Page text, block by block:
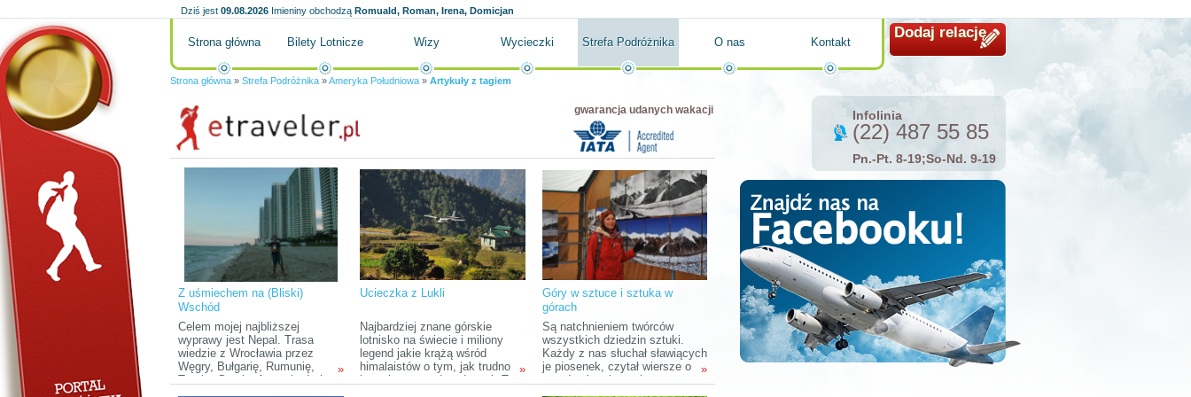
Dziś jest 09.08.2026 Imieniny obchodzą Romuald, Roman, Irena, Domicjan
Dodaj relację
Strona główna Bilety Lotnicze Wizy Wycieczki Strefa Podróżnika O nas Kontakt
Strona główna » Strefa Podróżnika »Ameryka Południowa » Artykuły z tagiem
gwarancja udanych wakacji
Z uśmiechem na (Bliski)
Wschód
Celem mojej najbliższej
wyprawy jest Nepal. Trasa
wiedzie z Wrocławia przez
Węgry, Bułgarię, Rumunię,
Turcję, Gruzję, Armenię, Irak
»
Ucieczka z Lukli
Najbardziej znane górskie
lotnisko na świecie i miliony
legend jakie krążą wśród
himalaistów o tym, jak trudno
jest się stamtąd wydostać. To
»
Góry w sztuce i sztuka w
górach
Są natchnieniem twórców
wszystkich dziedzin sztuki.
Każdy z nas słuchał sławiących
je piosenek, czytał wiersze o
potędze i majestacie czy
»
Infolinia
(22) 487 55 85
Pn.-Pt. 8-19;So-Nd. 9-19